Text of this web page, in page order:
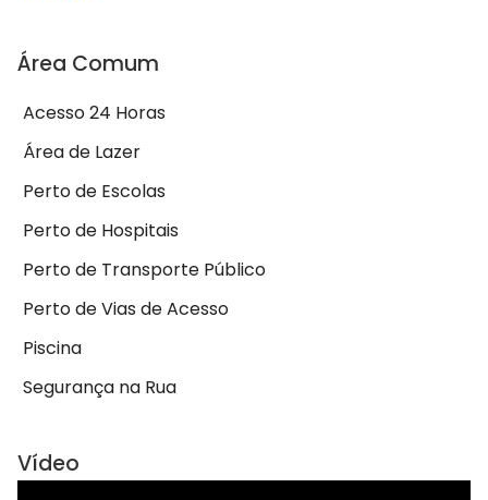
Área Comum
Acesso 24 Horas
Área de Lazer
Perto de Escolas
Perto de Hospitais
Perto de Transporte Público
Perto de Vias de Acesso
Piscina
Segurança na Rua
Vídeo